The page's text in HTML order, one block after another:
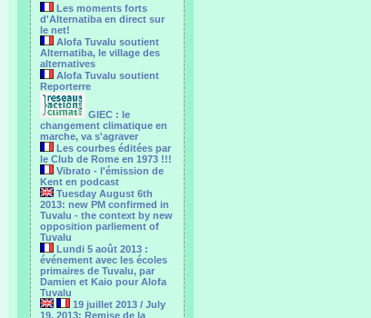
Les moments forts
d'Alternatiba en direct sur
le net!
Alofa Tuvalu soutient
Alternatiba, le village des
alternatives
Alofa Tuvalu soutient
Reporterre
GIEC : le
changement climatique en
marche, va s'agraver
Les courbes éditées par
le Club de Rome en 1973 !!!
Vibrato - l'émission de
Kent en podcast
Tuesday August 6th
2013: new PM confirmed in
Tuvalu - the context by new
opposition parliement of
Tuvalu
Lundi 5 août 2013 :
événement avec les écoles
primaires de Tuvalu, par
Damien et Kaio pour Alofa
Tuvalu
19 juillet 2013 / July
19, 2013: Remise de la